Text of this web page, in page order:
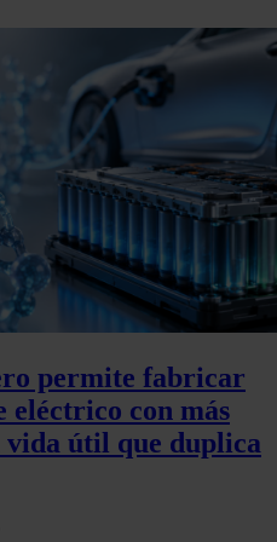
permite fabricar
eléctrico con más
vida útil que duplica